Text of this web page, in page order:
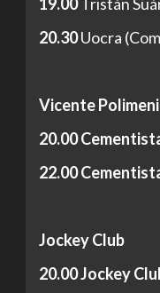
19.00Tristán
20.30Uocra
Vicente Polimeni
20.00
22.00
Jockey Club
20.00Jockey